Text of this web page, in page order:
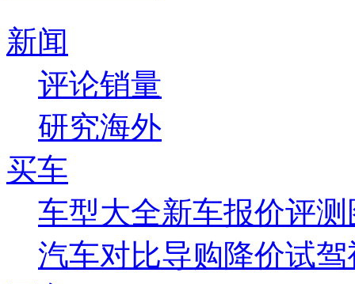
新闻
评论销量
研究海外
买车
车型大全新车报价评测
汽车对比导购降价试驾